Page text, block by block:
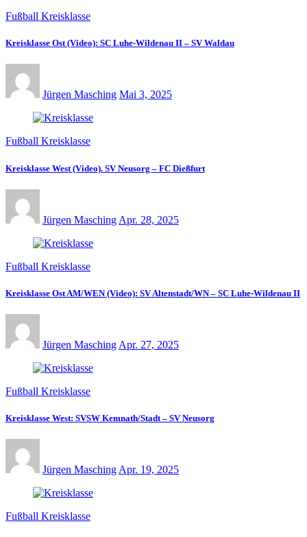
Fußball Kreisklasse
Kreisklasse Ost (Video): SC Luhe-Wildenau II – SV Waldau
Jürgen Masching Mai 3, 2025
Fußball Kreisklasse
Kreisklasse West (Video). SV Neusorg – FC Dießfurt
Jürgen Masching Apr. 28, 2025
Fußball Kreisklasse
Kreisklasse Ost AM/WEN (Video): SV Altenstadt/WN – SC Luhe-Wildenau II
Jürgen Masching Apr. 27, 2025
Fußball Kreisklasse
Kreisklasse West: SVSW Kemnath/Stadt – SV Neusorg
Jürgen MaschingApr. 19, 2025
Fußball Kreisklasse